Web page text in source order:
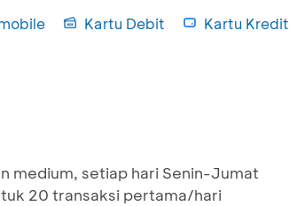
Kartu Debit Kartu Kredit
medium, setiap hari Senin-Jumat
20 transaksi pertama/hari